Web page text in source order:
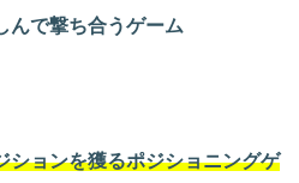
んで撃ち合うゲーム
ションを獲るポジショニングゲ